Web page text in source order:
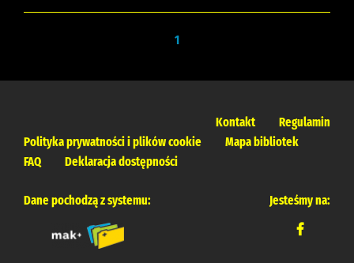
1
Kontakt
Regulamin
Polityka prywatności i plików cookie
Mapa bibliotek
FAQ
Deklaracja dostępności
Dane pochodzą z systemu: Jesteśmy na: